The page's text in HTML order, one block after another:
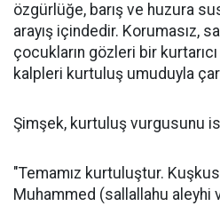
özgürlüğe, barış ve huzura
arayış içindedir. Korumasız,
çocukların gözleri bir
kalpleri kurtuluş umuduyla
Şimşek, kurtuluş vurgusunu
"Temamız kurtuluştur.
Muhammed (sallallahu aleyhi